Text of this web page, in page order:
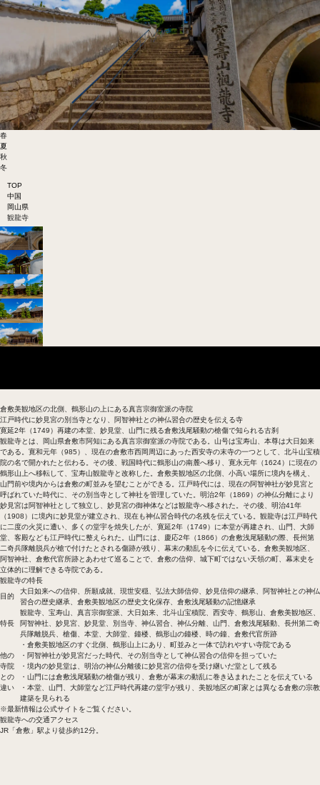
春
夏
秋
冬
TOP
中国
岡山県
観龍寺
倉敷美観地区の北側、鶴形山の上にある真言宗御室派の寺院
江戸時代に妙見宮の別当寺となり、阿智神社との神仏習合の歴史を伝える寺
寛延2年（1749）再建の本堂、妙見堂、山門に残る倉敷浅尾騒動の槍傷で知られる古刹
観龍寺とは、岡山県倉敷市阿知にある真言宗御室派の寺院である。山号は宝寿山、本尊は大日如来
である。寛和元年（985）、現在の倉敷市西岡周辺にあった西安寺の末寺の一つとして、北斗山宝積
院の名で開かれたと伝わる。その後、戦国時代に鶴形山の南麓へ移り、寛永元年（1624）に現在の
鶴形山上へ移転して、宝寿山観龍寺と改称した。倉敷美観地区の北側、小高い場所に境内を構え、
山門前や境内からは倉敷の町並みを望むことができる。江戸時代には、現在の阿智神社が妙見宮と
呼ばれていた時代に、その別当寺として神社を管理していた。明治2年（1869）の神仏分離により
妙見宮は阿智神社として独立し、妙見宮の御神体などは観龍寺へ移された。その後、明治41年
（1908）に境内に妙見堂が建立され、現在も神仏習合時代の名残を伝えている。観龍寺は江戸時代
に二度の火災に遭い、多くの堂宇を焼失したが、寛延2年（1749）に本堂が再建され、山門、大師
堂、客殿なども江戸時代に整えられた。山門には、慶応2年（1866）の倉敷浅尾騒動の際、長州第
二奇兵隊離脱兵が槍で付けたとされる傷跡が残り、幕末の動乱を今に伝えている。倉敷美観地区、
阿智神社、倉敷代官所跡とあわせて巡ることで、倉敷の信仰、城下町ではない天領の町、幕末史を
立体的に理解できる寺院である。
観龍寺の特長
目的
大日如来への信仰、所願成就、現世安穏、弘法大師信仰、妙見信仰の継承、阿智神社との神仏
習合の歴史継承、倉敷美観地区の歴史文化保存、倉敷浅尾騒動の記憶継承
特長
観龍寺、宝寿山、真言宗御室派、大日如来、北斗山宝積院、西安寺、鶴形山、倉敷美観地区、
阿智神社、妙見宮、妙見堂、別当寺、神仏習合、神仏分離、山門、倉敷浅尾騒動、長州第二奇
兵隊離脱兵、槍傷、本堂、大師堂、鐘楼、鶴形山の鐘楼、時の鐘、倉敷代官所跡
他の
寺院
との
違い
・倉敷美観地区のすぐ北側、鶴形山上にあり、町並みと一体で訪れやすい寺院である
・阿智神社が妙見宮だった時代、その別当寺として神仏習合の信仰を担っていた
・境内の妙見堂は、明治の神仏分離後に妙見宮の信仰を受け継いだ堂として残る
・山門には倉敷浅尾騒動の槍傷が残り、倉敷が幕末の動乱に巻き込まれたことを伝えている
・本堂、山門、大師堂など江戸時代再建の堂宇が残り、美観地区の町家とは異なる倉敷の宗教
建築を見られる
※最新情報は公式サイトをご覧ください。
観龍寺への交通アクセス
JR「倉敷」駅より徒歩約12分。